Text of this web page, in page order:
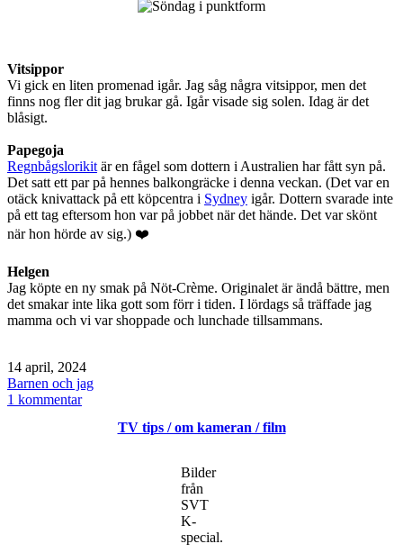
Vitsippor
Vi gick en liten promenad igår. Jag såg några vitsippor, men det
finns nog fler dit jag brukar gå. Igår visade sig solen. Idag är det
blåsigt.
Papegoja
Regnbågslorikit är en fågel som dottern i Australien har fått syn på.
Det satt ett par på hennes balkongräcke i denna veckan. (Det var en
otäck knivattack på ett köpcentra i Sydney igår. Dottern svarade inte
på ett tag eftersom hon var på jobbet när det hände. Det var skönt
när hon hörde av sig.) ❤️
Helgen
Jag köpte en ny smak på Nöt-Crème. Originalet är ändå bättre, men
det smakar inte lika gott som förr i tiden. I lördags så träffade jag
mamma och vi var shoppade och lunchade tillsammans.
Publicerat
den
14 april, 2024
Kategoriserat
som
Barnen och jag
1 kommentartill
TV tips / om kameran / film
Bilder
från
SVT
K-
special.